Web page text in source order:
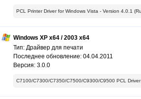
PCL Printer Driver for Windows Vista - Version 4.0.1
Windows XP x64 / 2003 x64
Тип: Драйвер для печати
Последнее обновление: 04.04.2011
Версия: 3.0.0
C7100/C7300/C7350/C7500/C9300/C9500 PCL